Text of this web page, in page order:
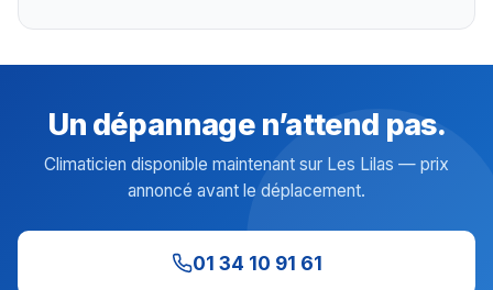
Un dépannage n’attend pas.
Climaticien disponible maintenant sur Les Lilas — prix
annoncé avant le déplacement.
01 34 10 91 61